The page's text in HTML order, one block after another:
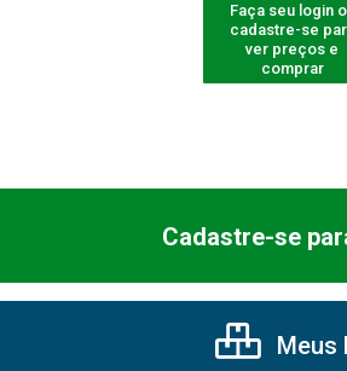
Faça seu login
cadastre-se
ver preços e
comprar
Cadastre-se
Meus